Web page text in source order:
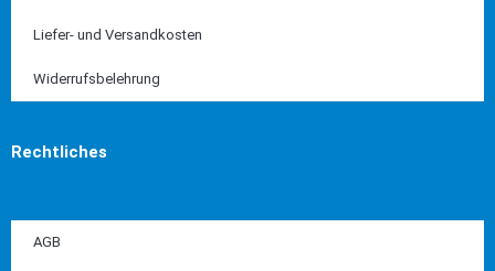
Liefer- und Versandkosten
Widerrufsbelehrung
Rechtliches
AGB